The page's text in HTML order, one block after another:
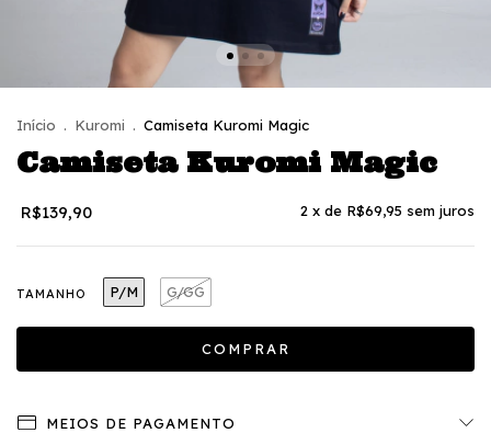
Início . Kuromi . Camiseta Kuromi Magic
Camiseta Kuromi Magic
R$139,90 2 x de R$69,95 sem juros
TAMANHO P/M G/GG
MEIOS DE PAGAMENTO